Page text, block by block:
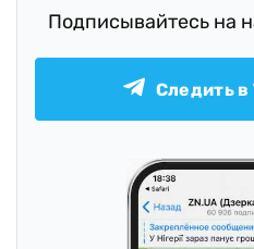
Подписывайтесь на
Следить